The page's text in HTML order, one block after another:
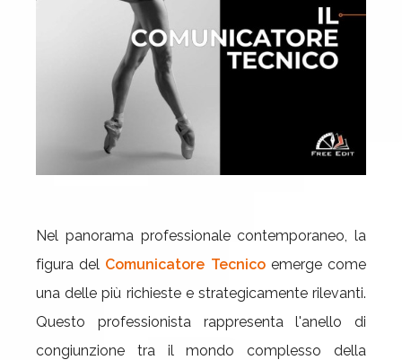
Nel panorama professionale contemporaneo, la
figura del Comunicatore Tecnicoemerge come
una delle più richieste e strategicamente rilevanti.
Questo professionista rappresenta l'anello di
congiunzione tra il mondo complesso della